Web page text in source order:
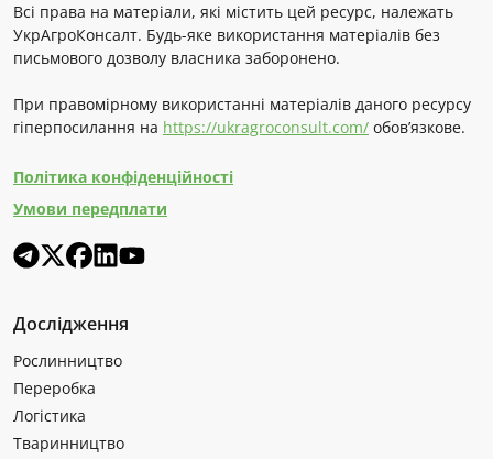
Всі права на матеріали, які містить цей ресурс, належать
УкрАгроКонсалт. Будь-яке використання матеріалів без
письмового дозволу власника заборонено.
При правомірному використанні матеріалів даного ресурсу
гіперпосилання на https://ukragroconsult.com/ обов’язкове.
Політика конфіденційності
Умови передплати
Дослідження
Рослинництво
Переробка
Логістика
Тваринництво